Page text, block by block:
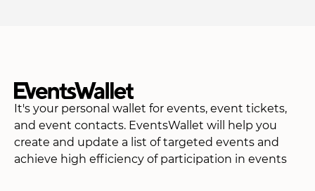
It's your personal wallet for events, event tickets,
and event contacts. EventsWallet will help you
create and update a list of targeted events and
achieve high efficiency of participation in events